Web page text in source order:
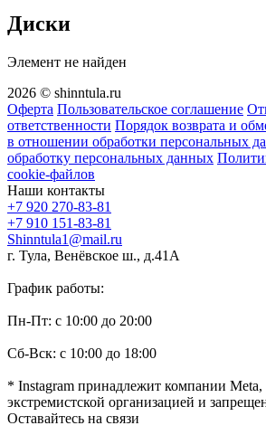
Диски
Элемент не найден
2026 © shinntula.ru
Оферта Пользовательское соглашение
ответственности Порядок возврата и
в отношении обработки персональных
обработку персональных данных
cookie-файлов
Наши контакты
+7 920 270-83-81
+7 910 151-83-81
Shinntula1@mail.ru
г. Тула, Венёвское ш., д.41А
График работы:
Пн-Пт: с 10:00 до 20:00
Сб-Вск: с 10:00 до 18:00
* Instagram принадлежит компании
экстремистской организацией и
Оставайтесь на связи